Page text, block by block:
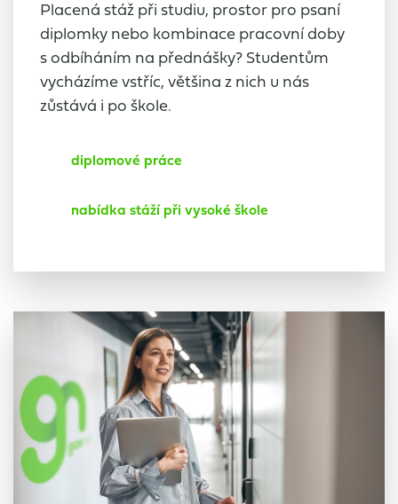
Placená stáž při studiu, prostor pro psaní
diplomky nebo kombinace pracovní doby
s odbíháním na přednášky? Studentům
vycházíme vstříc, většina z nich u nás
zůstává i po škole.
diplomové práce
nabídka stáží při vysoké škole